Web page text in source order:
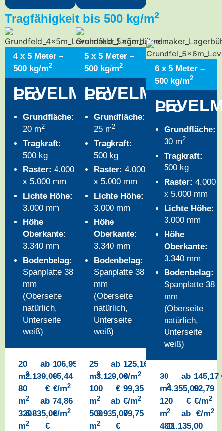
Tragfähigkeit bis 500 kg/m2
4 x 5 Meter –
500 kg/m2
LEVELMAKER®
Pro
Grundfläche:
20 m2
Tragkraft:
500 kg
Raster: 4.000
x 5.000 mm
Lichte Höhe:
3.000 mm
Höhe
Oberkante:
3.340 mm
Bodenbelag:
Spanplatte 38
mm
(Oberseite
natürlich,
Unterseite
weiß)
20
m2
80
m2
320
m2
ab
2.139,00
€
ab
6.835,00
€
106,95 €/m2
85,44
€/m2
74,86
€/m2
5 x 5 Meter –
500 kg/m2
LEVELMAKER®
Pro
Grundfläche:
25 m2
Tragkraft:
500 kg
Raster: 4.000
x 5.000 mm
Lichte Höhe:
3.000 mm
Höhe
Oberkante:
3.340 mm
Bodenbelag:
Spanplatte 38
mm
(Oberseite
natürlich,
Unterseite
weiß)
25
m2
100
m2
500
m2
ab
3.129,00
€
ab
9.935,00
€
125,16
€/m2
99,35
€/m2
79,75€/m2
6 x 5 Meter –
500 kg/m2
Pro
Grundfläche:
30 m2
Tragkraft:
500 kg
Raster: 4.000
x 5.000 mm
Lichte Höhe:
3.000 mm
Höhe
Oberkante:
3.340 mm
Bodenbelag:
Spanplatte 38
mm
(Oberseite
natürlich,
Unterseite
weiß)
30
m2
120
m2
480
ab
4.355,00
€
ab
11.135,00
145,17
92,79
€/m2
€/m2